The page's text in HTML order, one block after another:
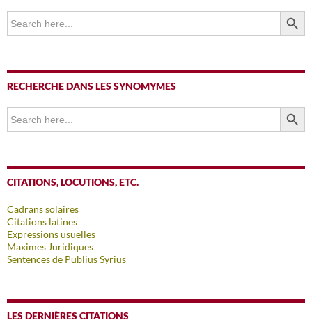
Search
for:
SEARCH
RECHERCHE DANS LES SYNOMYMES
Search
for:
SEARCH
CITATIONS, LOCUTIONS, ETC.
Cadrans solaires
Citations latines
Expressions usuelles
Maximes Juridiques
Sentences de Publius Syrius
LES DERNIÈRES CITATIONS